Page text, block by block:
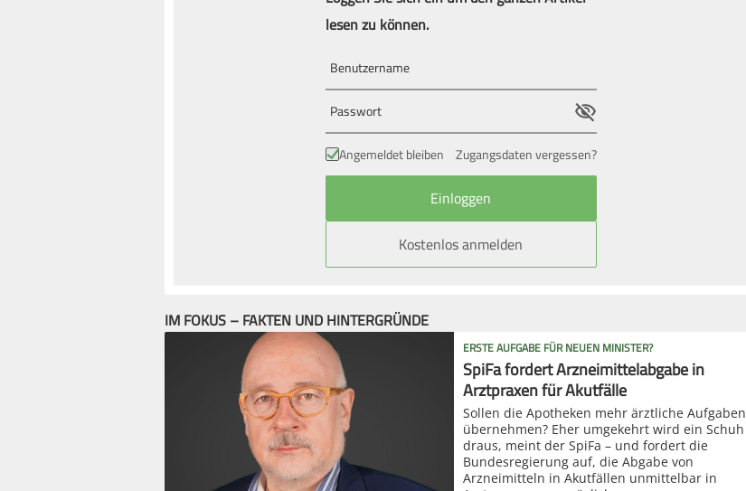
lesen zu können.
Angemeldet bleiben Zugangsdaten vergessen?
Kostenlos anmelden
IM FOKUS – FAKTEN UND HINTERGRÜNDE
ERSTE AUFGABE FÜR NEUEN MINISTER?
SpiFa fordert Arzneimittelabgabe in
Arztpraxen für Akutfälle
Sollen die Apotheken mehr ärztliche Aufgaben
übernehmen? Eher umgekehrt wird ein Schuh
draus, meint der SpiFa – und fordert die
Bundesregierung auf, die Abgabe von
Arzneimitteln in Akutfällen unmittelbar in